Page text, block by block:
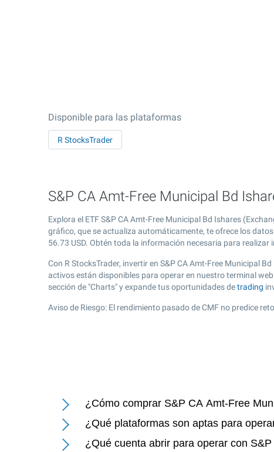
Disponible para las plataformas
R StocksTrader
S&P CA Amt-Free Municipal Bd
Explora el ETF S&P CA Amt-Free Municipal Bd Ishares
gráfico, que se actualiza automáticamente, te ofrece los
56.73 USD. Obtén toda la información necesaria para realizar
Con R StocksTrader, invertir en S&P CA Amt-Free Municipal
activos están disponibles para operar en nuestro terminal
sección de "Charts" y expande tus oportunidades detrading
Aviso de Riesgo: El rendimiento pasado de CMF no predice
¿Cómo comprar S&P CA Amt-Free
¿Qué plataformas son aptas para
¿Qué cuenta abrir para operar con